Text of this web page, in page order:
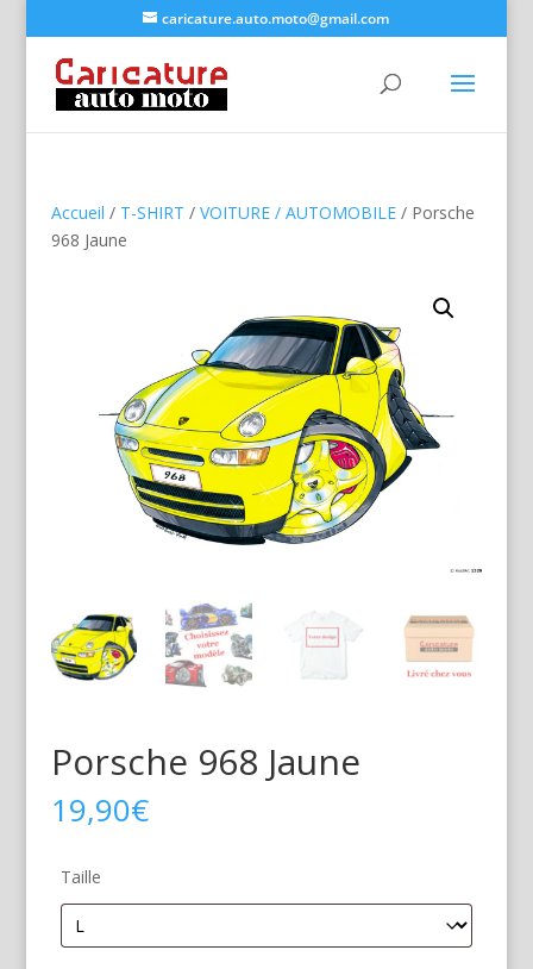
caricature.auto.moto@gmail.com
Accueil / T-SHIRT / VOITURE / AUTOMOBILE/ Porsche
968 Jaune
Porsche 968 Jaune
19,90€
Taille